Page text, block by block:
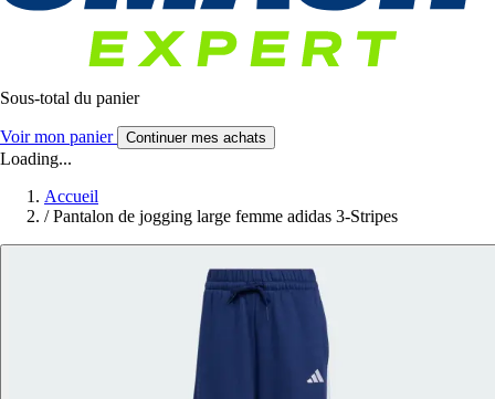
Sous-total du panier
Voir mon panier Continuer mes achats
Loading...
Accueil
/ Pantalon de jogging large femme adidas 3-Stripes